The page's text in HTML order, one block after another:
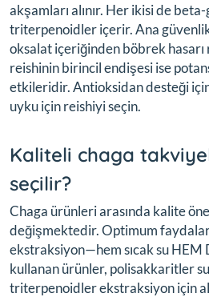
akşamları alınır. Her ikisi de
triterpenoidler içerir. Ana
oksalat içeriğinden böbrek hasarı
reishinin birincil endişesi ise
etkileridir. Antioksidan desteği
uyku için reishiyi seçin.
Kaliteli chaga
seçilir?
Chaga ürünleri arasında kalite
değişmektedir. Optimum
ekstraksiyon—hem sıcak su HEM
kullanan ürünler, polisakkaritler
triterpenoidler ekstraksiyon için